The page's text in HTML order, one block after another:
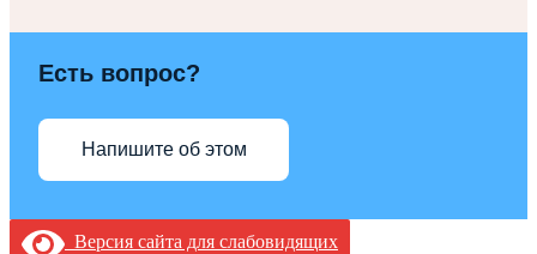
Есть вопрос?
Напишите об этом
Версия сайта для слабовидящих